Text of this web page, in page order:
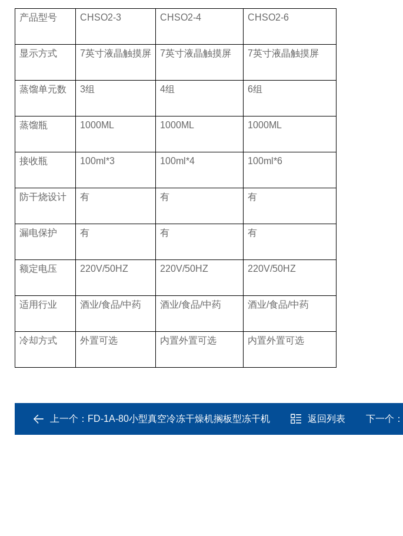
产品型号 CHSO2-3 CHSO2-4 CHSO2-6
显示方式 7英寸液晶触摸屏 7英寸液晶触摸屏 7英寸液晶触摸屏
蒸馏单元数 3组 4组 6组
蒸馏瓶 1000ML 1000ML 1000ML
接收瓶 100ml*3 100ml*4 100ml*6
防干烧设计 有 有 有
漏电保护 有 有 有
额定电压 220V/50HZ 220V/50HZ 220V/50HZ
适用行业 酒业/食品/中药 酒业/食品/中药 酒业/食品/中药
冷却方式 外置可选 内置外置可选 内置外置可选
上一个： FD-1A-80小型真空冷冻干燥机搁板型冻干机 返回列表 下一个：